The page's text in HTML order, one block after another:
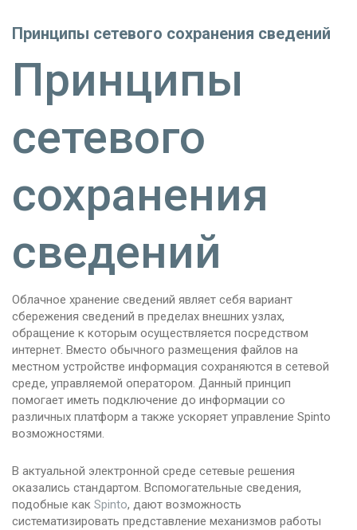
Принципы сетевого сохранения сведений
Принципы
сетевого
сохранения
сведений
Облачное хранение сведений являет себя вариант
сбережения сведений в пределах внешних узлах,
обращение к которым осуществляется посредством
интернет. Вместо обычного размещения файлов на
местном устройстве информация сохраняются в сетевой
среде, управляемой оператором. Данный принцип
помогает иметь подключение до информации со
различных платформ а также ускоряет управление Spinto
возможностями.
В актуальной электронной среде сетевые решения
оказались стандартом. Вспомогательные сведения,
подобные как Spinto, дают возможность
систематизировать представление механизмов работы